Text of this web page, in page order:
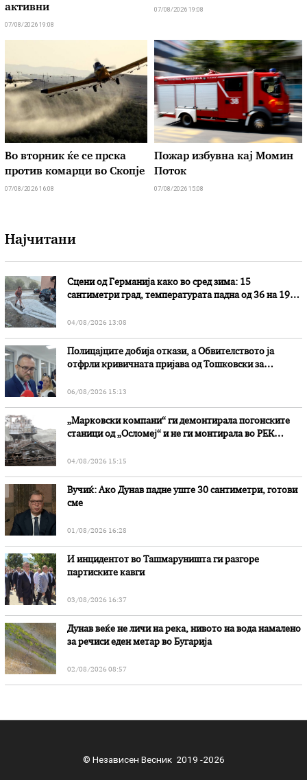
активни
07/08/2026 19:08
07/08/2026 19:08
Во вторник ќе се прска
против комарци во Скопје
07/08/2026 16:08
Пожар избувна кај Момин
Поток
07/08/2026 15:08
Најчитани
Сцени од Германија како во сред зима: 15
сантиметри град, температурата падна од 36 на 19
04/08/2026 13:08
Полицајците добија откази, а Обвителството ја
отфрли кривичната пријава од Тошковски за
06/08/2026 15:13
„Марковски компани“ ги демонтирала погонските
станици од „Осломеј“ и не ги монтирала во РЕК
04/08/2026 15:15
Вучиќ: Ако Дунав падне уште 30 сантиметри, готови
сме
01/08/2026 16:28
И инцидентот во Ташмаруништa ги разгоре
партиските кавги
03/08/2026 16:37
Дунав веќе не личи на река, нивото на вода намалено
за речиси еден метар во Бугарија
02/08/2026 08:57
© Независен Весник 2019 -2026